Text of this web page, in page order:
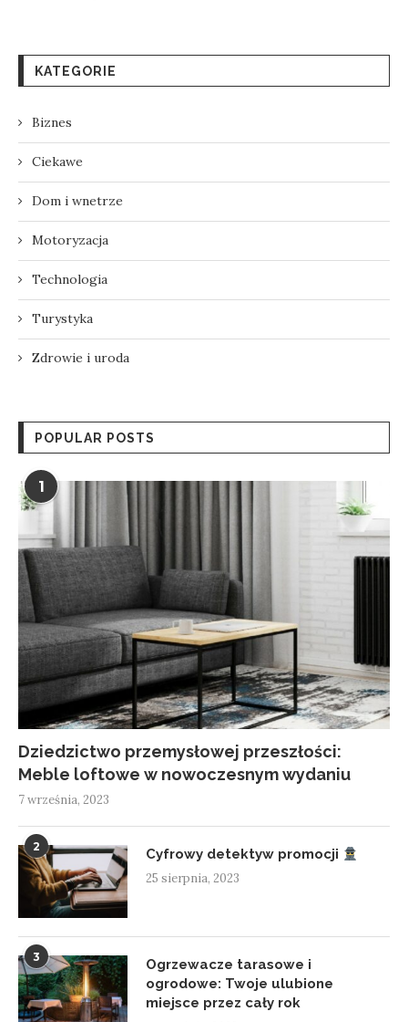
KATEGORIE
Biznes
Ciekawe
Dom i wnetrze
Motoryzacja
Technologia
Turystyka
Zdrowie i uroda
POPULAR POSTS
1
Dziedzictwo przemysłowej przeszłości:
Meble loftowe w nowoczesnym wydaniu
7 września, 2023
2 Cyfrowy detektyw promocji
25 sierpnia, 2023
3
Ogrzewacze tarasowe i
ogrodowe: Twoje ulubione
miejsce przez cały rok